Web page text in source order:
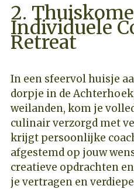
2.
Individuele
Retreat
In een sfeervol huisje
dorpje in de
weilanden, kom je
culinair verzorgd met
krijgt persoonlijke
afgestemd op jouw
creatieve opdrachten
je vertragen en